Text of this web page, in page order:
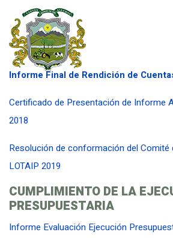
Informe Final de Rendición de
Certificado de Presentación de Informe
2018
Resolución de conformación del Comité
LOTAIP 2019
CUMPLIMIENTO DE LA
PRESUPUESTARIA
Informe Evaluación Ejecución